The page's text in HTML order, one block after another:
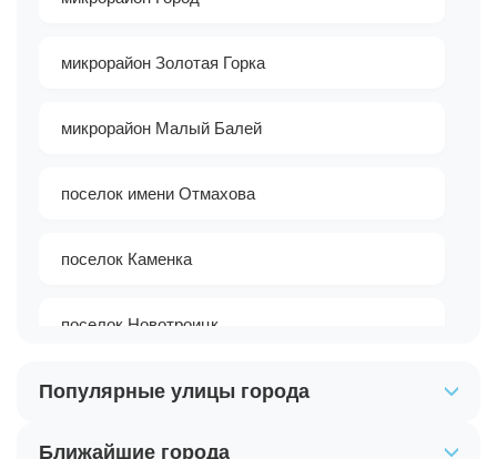
микрорайон Золотая Горка
микрорайон Малый Балей
поселок имени Отмахова
поселок Каменка
поселок Новотроицк
поселок Подхоз
поселок Тасеево
Популярные улицы города
Ближайшие города